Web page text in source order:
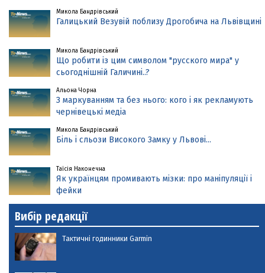
Микола Бандрівський
Галицький Везувій поблизу Дрогобича на Львівщині
Микола Бандрівський
Що робити із цим символом "русского мира" у
сьогоднішній Галичині..?
Альона Чорна
З маркуванням та без нього: кого і як рекламують
чернівецькі медіа
Микола Бандрівський
Біль і сльози Високого Замку у Львові...
Таїсія Наконечна
Як українцям промивають мізки: про маніпуляції і
фейки
Вибір редакції
Тактичні годинники Garmin